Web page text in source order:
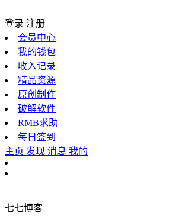
登录 注册
会员中心
我的钱包
收入记录
精品资源
原创制作
破解软件
RMB求助
每日签到
主页 发现 消息 我的
七七博客